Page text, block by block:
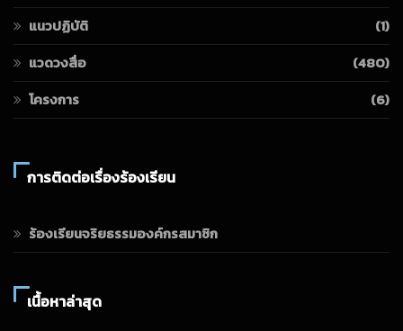
แนวปฏิบัติ
(1)
แวดวงสื่อ
(480)
โครงการ
(6)
การติดต่อเรื่องร้องเรียน
ร้องเรียนจริยธรรมองค์กรสมาชิก
เนื้อหาล่าสุด